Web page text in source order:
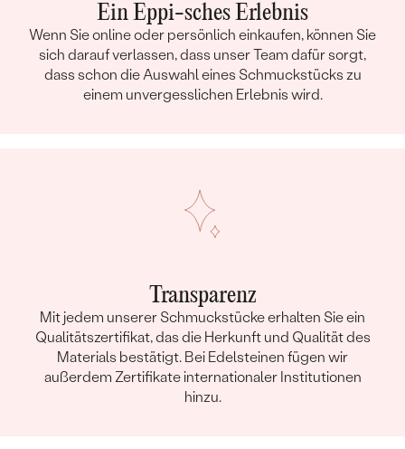
Ein Eppi-sches Erlebnis
Wenn Sie online oder persönlich einkaufen, können Sie
sich darauf verlassen, dass unser Team dafür sorgt,
dass schon die Auswahl eines Schmuckstücks zu
einem unvergesslichen Erlebnis wird.
Transparenz
Mit jedem unserer Schmuckstücke erhalten Sie ein
Qualitätszertifikat, das die Herkunft und Qualität des
Materials bestätigt. Bei Edelsteinen fügen wir
außerdem Zertifikate internationaler Institutionen
hinzu.